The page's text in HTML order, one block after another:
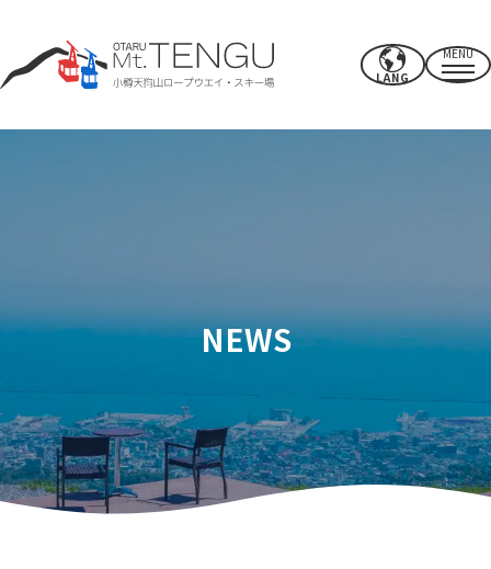
LANG
MENU
CAFE & SHOP
電源點/設施
附近推薦景點
如何度過你的時間
使用權
公司簡介
NEWS